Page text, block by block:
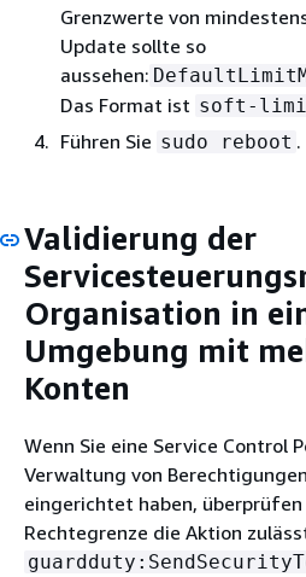
Grenzwerte von
Update sollte so
aussehen:
Das Format ist soft-
Führen Sie sudo reboot .
Validierung der
Organisation in
Umgebung mit
Konten
Wenn Sie eine Service Control
Verwaltung von
eingerichtet haben, überprüfen
Rechtegrenze die Aktion